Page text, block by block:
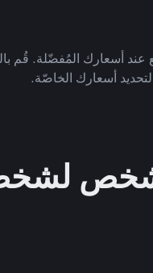
عند أسعارك المُفضّلة. قُم
أسعارك الخاصّة.
شخص